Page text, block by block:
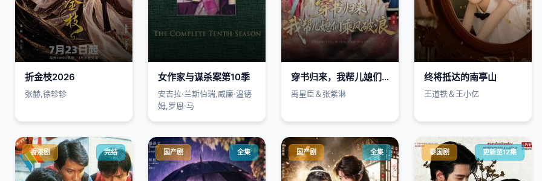
折金枝2026
张赫,徐轸轸
女作家与谋杀案第10季
安吉拉·兰斯伯瑞,威廉·温德
姆,罗恩·马
穿书归来，我帮儿媳们乘风破浪
禹星臣＆张紫淋
终将抵达的南亭山
王道铁＆王小亿
香港剧 完结 国产剧 全集 国产剧 全集 泰国剧 更新至12集